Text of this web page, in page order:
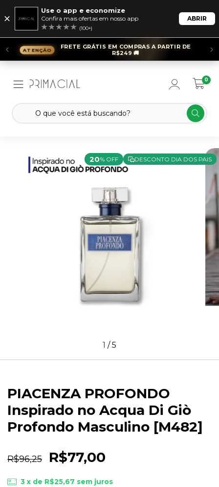
Use o app e economize
Confira mais ofertas em nosso app
(100+)
ABRIR
FRETE GRÁTIS EM COMPRAS A PARTIR DE
R$249 🚚
0
20% OFF DESCONTO DIA DOS PAIS
1 /5
PIACENZA PROFONDO
Inspirado no Acqua Di Giò
Profondo Masculino [M482]
R$96,25 R$77,00
3 x de R$25,67 sem juros